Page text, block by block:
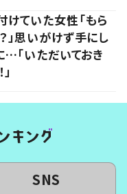
ていた女性「もら
」思いがけず手にし
「いただいておき
SNS